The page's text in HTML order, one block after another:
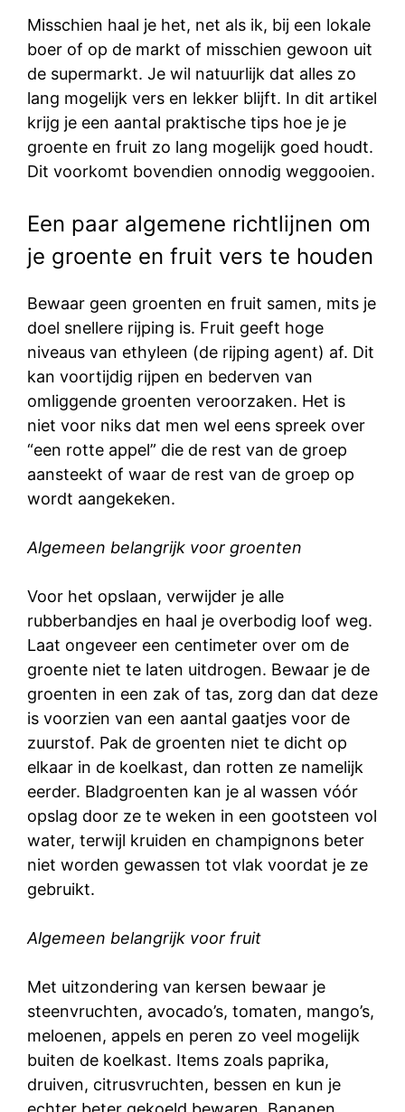
Misschien haal je het, net als ik, bij een lokale
boer of op de markt of misschien gewoon uit
de supermarkt. Je wil natuurlijk dat alles zo
lang mogelijk vers en lekker blijft. In dit artikel
krijg je een aantal praktische tips hoe je je
groente en fruit zo lang mogelijk goed houdt.
Dit voorkomt bovendien onnodig weggooien.
Een paar algemene richtlijnen om
je groente en fruit vers te houden
Bewaar geen groenten en fruit samen, mits je
doel snellere rijping is. Fruit geeft hoge
niveaus van ethyleen (de rijping agent) af. Dit
kan voortijdig rijpen en bederven van
omliggende groenten veroorzaken. Het is
niet voor niks dat men wel eens spreek over
“een rotte appel” die de rest van de groep
aansteekt of waar de rest van de groep op
wordt aangekeken.
Algemeen belangrijk voor groenten
Voor het opslaan, verwijder je alle
rubberbandjes en haal je overbodig loof weg.
Laat ongeveer een centimeter over om de
groente niet te laten uitdrogen. Bewaar je de
groenten in een zak of tas, zorg dan dat deze
is voorzien van een aantal gaatjes voor de
zuurstof. Pak de groenten niet te dicht op
elkaar in de koelkast, dan rotten ze namelijk
eerder. Bladgroenten kan je al wassen vóór
opslag door ze te weken in een gootsteen vol
water, terwijl kruiden en champignons beter
niet worden gewassen tot vlak voordat je ze
gebruikt.
Algemeen belangrijk voor fruit
Met uitzondering van kersen bewaar je
steenvruchten, avocado’s, tomaten, mango’s,
meloenen, appels en peren zo veel mogelijk
buiten de koelkast. Items zoals paprika,
druiven, citrusvruchten, bessen en kun je